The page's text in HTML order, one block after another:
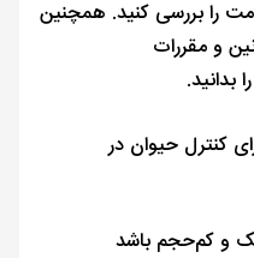
را بررسی کنید. همچنین
و مقررات
را بدانید.
کنترل حیوان در
و کم‌حجم باشد